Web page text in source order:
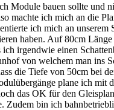
bauen sollte und
machte ich mich an die
ich mich an
haben. Auf 80cm
irgendwie einen
von welchem man ins
die Tiefe von 50cm bei
plane ich mit
das OK für den
Zudem bin ich